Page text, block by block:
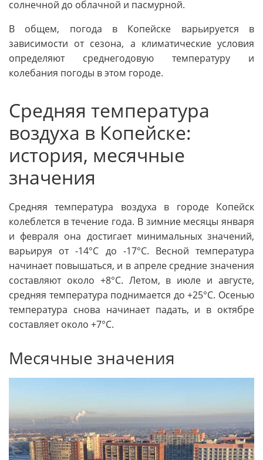
солнечной до облачной и пасмурной.
В общем, погода в Копейске варьируется в
зависимости от сезона, а климатические условия
определяют среднегодовую температуру и
колебания погоды в этом городе.
Средняя температура
воздуха в Копейске:
история, месячные
значения
Средняя температура воздуха в городе Копейск
колеблется в течение года. В зимние месяцы января
и февраля она достигает минимальных значений,
варьируя от -14°C до -17°C. Весной температура
начинает повышаться, и в апреле средние значения
составляют около +8°C. Летом, в июле и августе,
средняя температура поднимается до +25°C. Осенью
температура снова начинает падать, и в октябре
составляет около +7°C.
Месячные значения